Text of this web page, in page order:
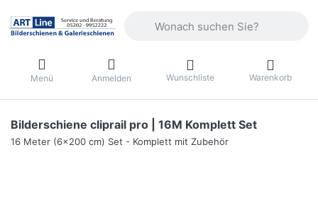
Menü Anmelden Wunschliste Warenkorb
Bilderschiene cliprail pro | 16M Komplett Set
16 Meter (6x200 cm) Set - Komplett mit Zubehör